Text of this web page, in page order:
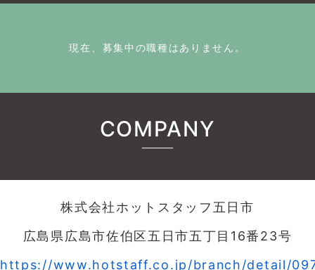
現在、募集中の職種はありません。
COMPANY
株式会社ホットスタッフ五日市
広島県広島市佐伯区五日市五丁目16番23号
https://www.hotstaff.co.jp/branch/detail/